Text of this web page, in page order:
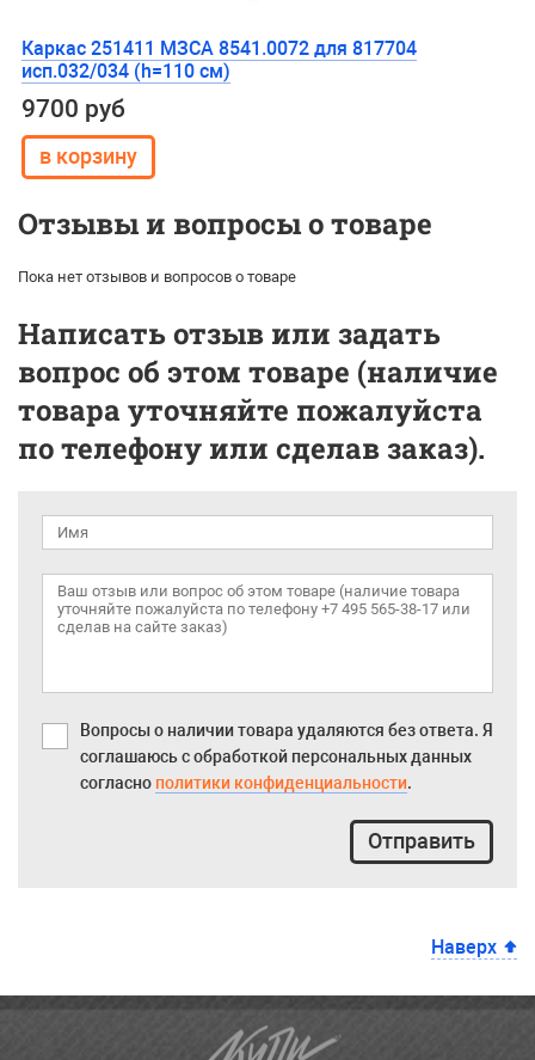
Каркас 251411 МЗСА 8541.0072 для 817704
исп.032/034 (h=110 см)
9700 руб
Отзывы и вопросы о товаре
Пока нет отзывов и вопросов о товаре
Написать отзыв или задать
вопрос об этом товаре (наличие
товара уточняйте пожалуйста
по телефону или сделав заказ).
Вопросы о наличии товара удаляются без ответа. Я
соглашаюсь с обработкой персональных данных
согласно политики конфиденциальности.
Отправить
Наверх